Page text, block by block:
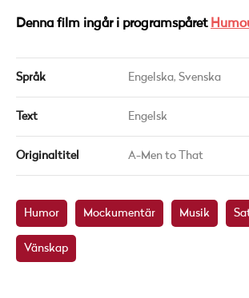
Denna film ingår i programspåret
Språk Engelska, Svenska
Text Engelsk
Originaltitel A-Men to That
Humor Mockumentär Musik
Vänskap